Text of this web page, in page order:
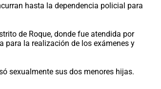
hasta la dependencia policial para
de Roque, donde fue atendida por
para la realización de los exámenes y
sexualmente sus dos menores hijas.